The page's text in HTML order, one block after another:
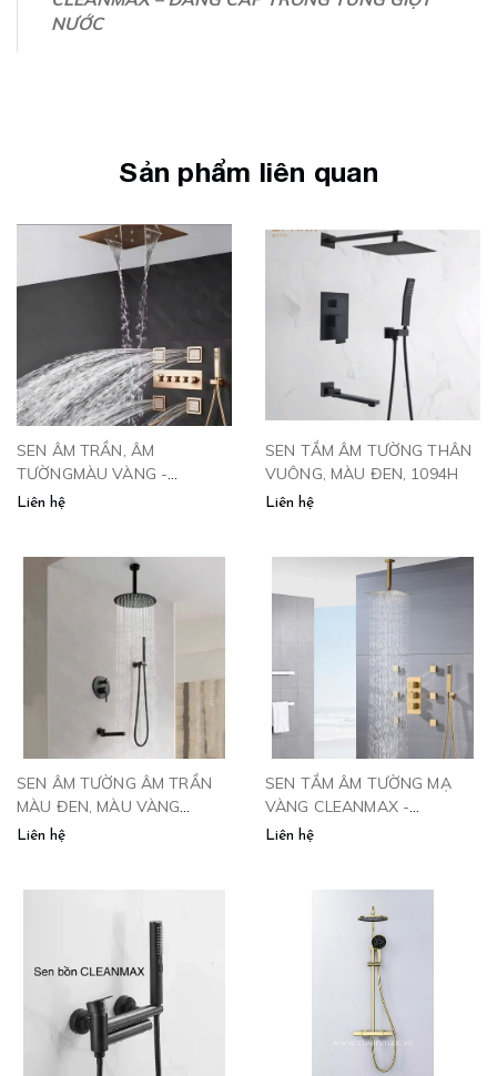
NƯỚC
Sản phẩm liên quan
SEN ÂM TRẦN, ÂM
TƯỜNGMÀU VÀNG -
SAT4VP
Liên hệ
SEN TẮM ÂM TƯỜNG THÂN
VUÔNG, MÀU ĐEN, 1094H
Liên hệ
SEN ÂM TƯỜNG ÂM TRẦN
MÀU ĐEN, MÀU VÀNG
-1002QH
Liên hệ
SEN TẮM ÂM TƯỜNG MẠ
VÀNG CLEANMAX -
EU1103LS
Liên hệ